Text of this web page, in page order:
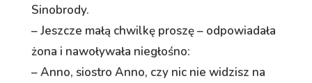
Sinobrody.
– Jeszcze małą chwilkę proszę – odpowiadała
żona i nawoływała niegłośno:
– Anno, siostro Anno, czy nic nie widzisz na